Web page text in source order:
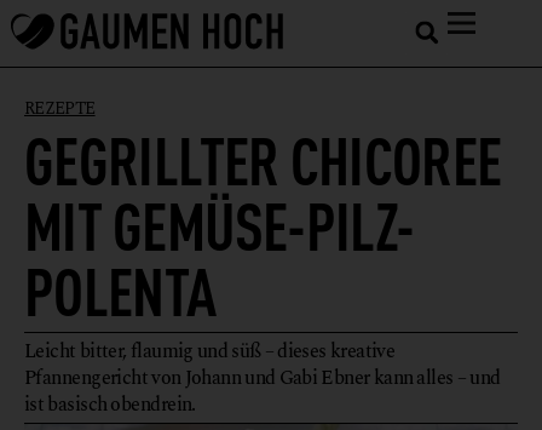
REZEPTE
GEGRILLTER CHICOREE
MIT GEMÜSE-PILZ-
POLENTA
Leicht bitter, flaumig und süß – dieses kreative
Pfannengericht von Johann und Gabi Ebner kann alles – und
ist basisch obendrein.